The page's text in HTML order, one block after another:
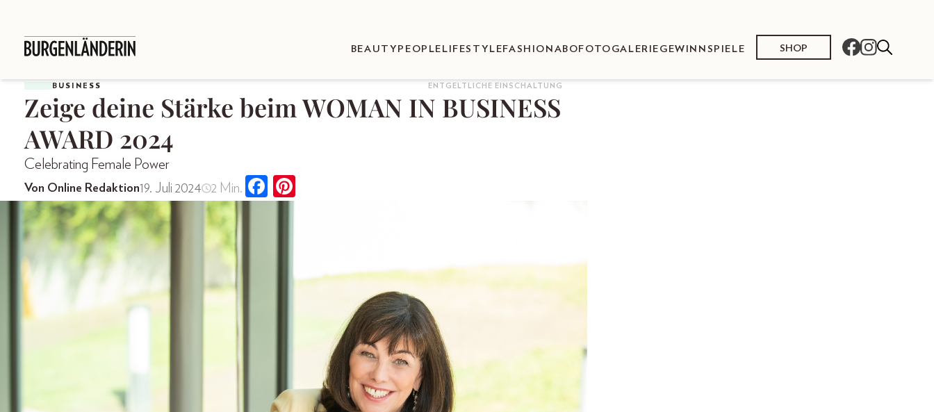
BEAUTY PEOPLE LIFESTYLEFASHION ABOFOTOGALERIE GEWINNSPIELE SHOP
BUSINESS ENTGELTLICHE EINSCHALTUNG
Zeige deine Stärke beim WOMAN IN BUSINESS
AWARD 2024
Celebrating Female Power
Von Online Redaktion19. Juli 2024 2 Min.